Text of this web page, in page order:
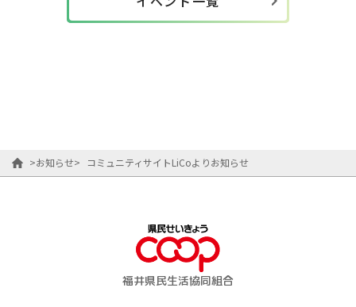
>お知らせ> コミュニティサイトLiCoよりお知らせ
福井県民生活協同組合